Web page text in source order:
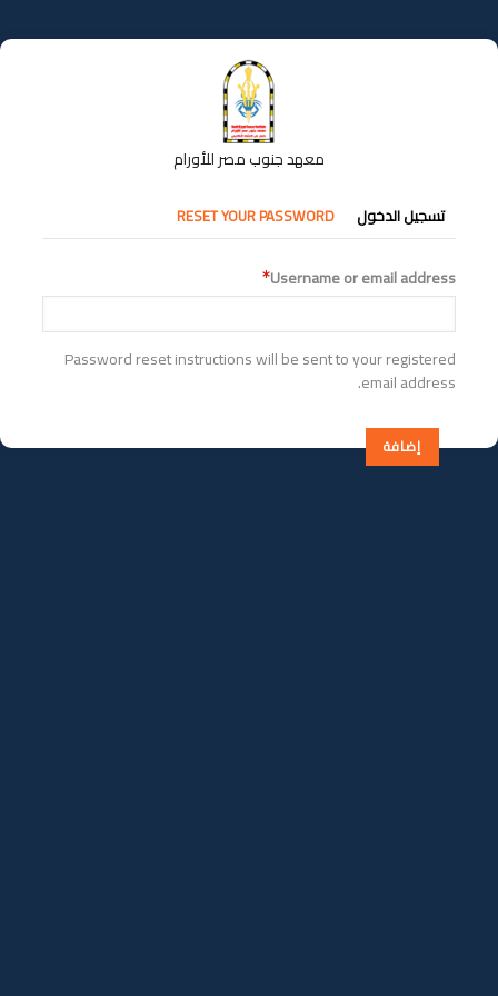
إلى
المحتوى
معهد جنوب مصر للأورام
التبويبات
الأساسية
تسجيل الدخول RESET YOUR PASSWORD
Username or email address
Password reset instructions will be sent to your registered
email address.